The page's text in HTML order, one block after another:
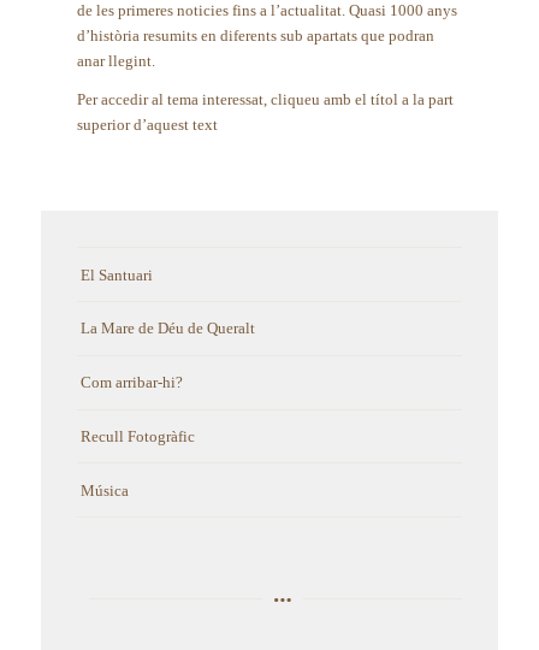
de les primeres noticies fins a l’actualitat. Quasi 1000 anys
d’història resumits en diferents sub apartats que podran
anar llegint.
Per accedir al tema interessat, cliqueu amb el títol a la part
superior d’aquest text
El Santuari
La Mare de Déu de Queralt
Com arribar-hi?
Recull Fotogràfic
Música